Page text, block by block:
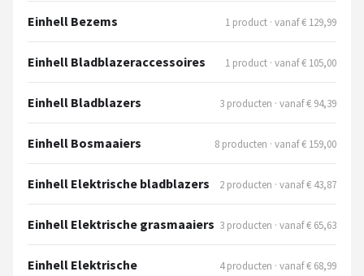
Einhell Bezems 1 product · vanaf € 129,99
Einhell Bladblazeraccessoires 1 product · vanaf € 105,00
Einhell Bladblazers 3 producten · vanaf € 94,39
Einhell Bosmaaiers 8 producten · vanaf € 159,00
Einhell Elektrische bladblazers 2 producten · vanaf € 43,87
Einhell Elektrische grasmaaiers 3 producten · vanaf € 65,63
Einhell Elektrische
4 producten · vanaf € 68,99